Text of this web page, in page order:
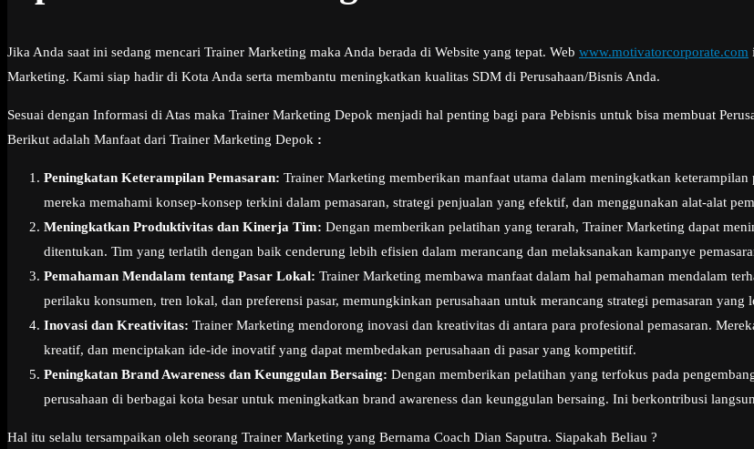
Jika Anda saat ini sedang mencari Trainer Marketing maka Anda berada di Website yang tepat. Web www.motivatorcorporate.com
Marketing. Kami siap hadir di Kota Anda serta membantu meningkatkan kualitas SDM di Perusahaan/Bisnis Anda.
Sesuai dengan Informasi di Atas maka Trainer Marketing Depok menjadi hal penting bagi para Pebisnis untuk bisa membuat
Berikut adalah Manfaat dari Trainer Marketing Depok :
Peningkatan Keterampilan Pemasaran: Trainer Marketing memberikan manfaat utama dalam meningkatkan
mereka memahami konsep-konsep terkini dalam pemasaran, strategi penjualan yang efektif, dan menggunakan alat-alat
Meningkatkan Produktivitas dan Kinerja Tim: Dengan memberikan pelatihan yang terarah, Trainer Marketing dapat
ditentukan. Tim yang terlatih dengan baik cenderung lebih efisien dalam merancang dan melaksanakan kampanye
Pemahaman Mendalam tentang Pasar Lokal: Trainer Marketing membawa manfaat dalam hal pemahaman mendalam
perilaku konsumen, tren lokal, dan preferensi pasar, memungkinkan perusahaan untuk merancang strategi pemasaran yang
Inovasi dan Kreativitas: Trainer Marketing mendorong inovasi dan kreativitas di antara para profesional pemasaran.
kreatif, dan menciptakan ide-ide inovatif yang dapat membedakan perusahaan di pasar yang kompetitif.
Peningkatan Brand Awareness dan Keunggulan Bersaing: Dengan memberikan pelatihan yang terfokus pada
perusahaan di berbagai kota besar untuk meningkatkan brand awareness dan keunggulan bersaing. Ini berkontribusi
Hal itu selalu tersampaikan oleh seorang Trainer Marketing yang Bernama Coach Dian Saputra. Siapakah Beliau ?